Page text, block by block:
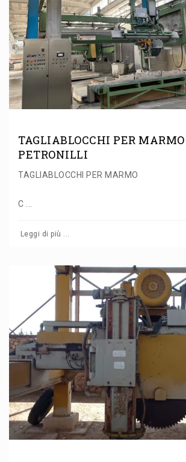
TAGLIABLOCCHI PER
PETRONILLI
TAGLIABLOCCHI PER MARMO
C ...
Leggi di più ...